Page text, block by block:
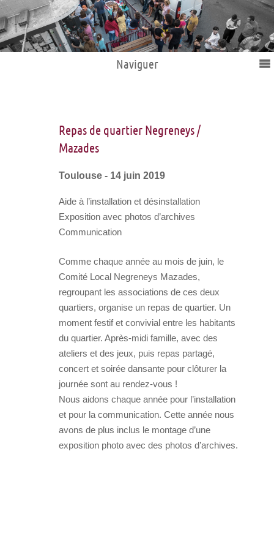
Naviguer
Repas de quartier Negreneys /
Mazades
Toulouse - 14 juin 2019
Aide à l’installation et désinstallation
Exposition avec photos d’archives
Communication
Comme chaque année au mois de juin, le
Comité Local Negreneys Mazades,
regroupant les associations de ces deux
quartiers, organise un repas de quartier. Un
moment festif et convivial entre les habitants
du quartier. Après-midi famille, avec des
ateliers et des jeux, puis repas partagé,
concert et soirée dansante pour clôturer la
journée sont au rendez-vous !
Nous aidons chaque année pour l’installation
et pour la communication. Cette année nous
avons de plus inclus le montage d’une
exposition photo avec des photos d’archives.